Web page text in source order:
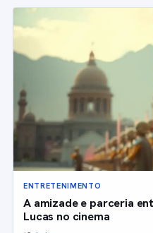
ENTRETENIMENTO
A amizade e parceria
Lucas no cinema